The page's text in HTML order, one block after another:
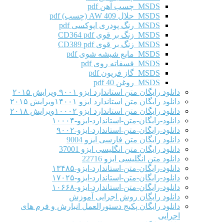
MSDS چسب آهن pdf
MSDS حلال AW 409 (چسب) pdf
MSDS رنگ پودری اپوکسی pdf
MSDS زنگ بر قوی CD364 pdf
MSDS زنگ بر قوی CD389 pdf
MSDS مایع شیشه شوی pdf
MSDS فسفاته روی pdf
MSDS گاز فریون pdf
MSDS روغن 40 pdf
دانلود رایگان متن استاندارد ایزو ۹۰۰۱ ویرایش ۲۰۱۵
دانلود رایگان متن استاندارد ایزو ۱۴۰۰۱ویرایش ۲۰۱۵
دانلود رایگان متن استاندارد ایزو ۱۰۰۰۲ویرایش ۲۰۱۸
دانلود-رایگان-متن-استاندارد-ایزو-۱۰۰۰۴
دانلود-رایگان-متن-استاندارد-ایزو-۹۰۰۲
دانلود رایگان متن فارسی ایزو 9004
دانلود رایگان متن انگلیسی ایزو 37001
دانلود متن انگلیسی ایزو 22716
دانلود-رایگان-متن-استاندارد-ایزو-۱۳۴۸۵
دانلود-رایگان-متن-استاندارد-ایزو-۱۷۰۲۵
دانلود-رایگان-متن-استاندارد-ایزو-۱۰۶۶۸
دانلود رایگان روش اجرایی آموزش
دانلود رایگان پکیج دستورالعمل انبارش و فرم های
اجرایی